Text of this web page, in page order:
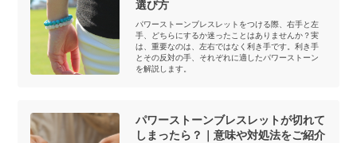
選び方
パワーストーンブレスレットをつける際、右手と左
手、どちらにするか迷ったことはありませんか？実
は、重要なのは、左右ではなく利き手です。利き手
とその反対の手、それぞれに適したパワーストーン
を解説します。
パワーストーンブレスレットが切れて
しまったら？｜意味や対処法をご紹介